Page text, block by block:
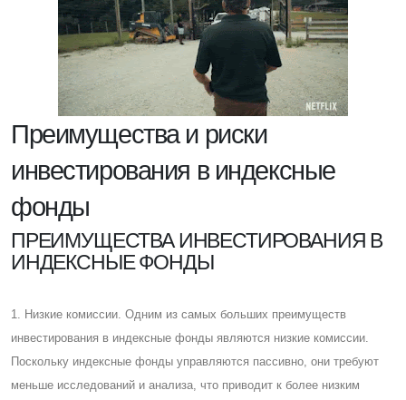
Преимущества и риски
инвестирования в индексные
фонды
ПРЕИМУЩЕСТВА ИНВЕСТИРОВАНИЯ В
ИНДЕКСНЫЕ ФОНДЫ
1. Низкие комиссии. Одним из самых больших преимуществ
инвестирования в индексные фонды являются низкие комиссии.
Поскольку индексные фонды управляются пассивно, они требуют
меньше исследований и анализа, что приводит к более низким